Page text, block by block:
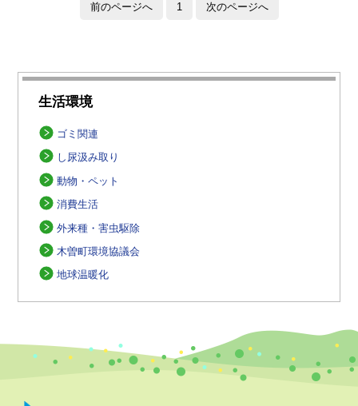
生活環境
ゴミ関連
し尿汲み取り
動物・ペット
消費生活
外来種・害虫駆除
木曽町環境協議会
地球温暖化
前のページへ 1 次のページへ